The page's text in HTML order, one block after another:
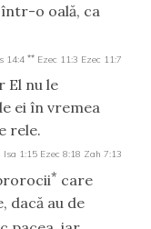
o oală, ca
14:4 ** Ezec 11:3 Ezec 11:7
El nu le
ei în vremea
rele.
Isa 1:15 Ezec 8:18 Zah 7:13
* care
dacă au de